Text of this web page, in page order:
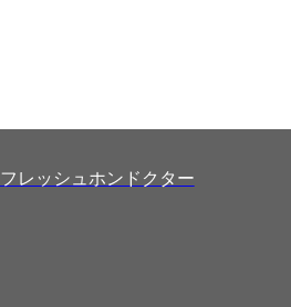
フレッシュホンドクター